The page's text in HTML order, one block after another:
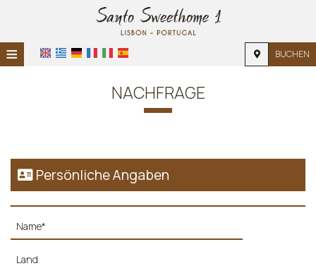
≡ BUCHEN
STANDORT
EINRICHTUNGEN
FOTOGALERIE
NACHFRAGE
Persönliche Angaben